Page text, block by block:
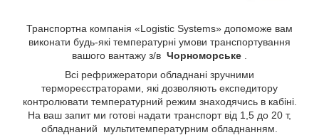
Транспортна компанія «Logistic Systems» допоможе вам
виконати будь-які температурні умови транспортування
вашого вантажу з/в Чорноморське
Всі рефрижератори обладнані зручними
термореєстраторами, які дозволяють експедитору
контролювати температурний режим знаходячись в кабіні.
На ваш запит ми готові надати транспорт від 1,5 до 20 т,
обладнаний мультитемпературним обладнанням.